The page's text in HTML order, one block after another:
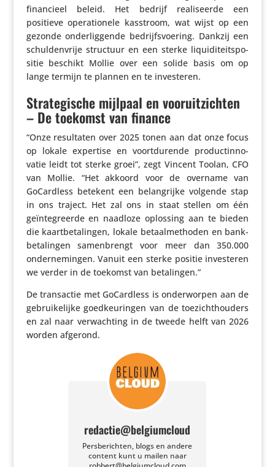
finan­cieel beleid. Het bedrijf reali­seerde een
positieve opera­ti­o­nele kasstroom, wat wijst op een
gezonde onder­lig­gende bedrijfs­voe­ring. Dankzij een
schul­den­vrije structuur en een sterke liqui­di­teits­po­
sitie beschikt Mollie over een solide basis om op
lange termijn te plannen en te investeren.
Strategische mijlpaal en vooruitzichten
– De toekomst van finance
“Onze resul­taten over 2025 tonen aan dat onze focus
op lokale expertise en voort­du­rende product­in­no­
vatie leidt tot sterke groei”, zegt Vincent Toolan, CFO
van Mollie. “Het akkoord voor de overname van
GoCard­less betekent een belang­rijke volgende stap
in ons traject. Het zal ons in staat stellen om één
geïn­te­greerde en naadloze oplossing aan te bieden
die kaart­be­ta­lingen, lokale betaal­me­thoden en bank­
be­ta­lingen samen­brengt voor meer dan 350.000
onder­ne­mingen. Vanuit een sterke positie inves­teren
we verder in de toekomst van betalingen.”
De trans­actie met GoCard­less is onder­worpen aan de
gebrui­ke­lijke goed­keu­ringen van de toezicht­hou­ders
en zal naar verwach­ting in de tweede helft van 2026
worden afgerond.
redactie@belgiumcloud
Persberichten, blogs en andere
content kunt u mailen naar